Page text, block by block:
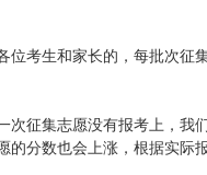
考生和家长的，每批次征
征集志愿没有报考上，
分数也会上涨，根据实际